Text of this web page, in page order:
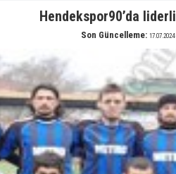
Hendekspor90’da
Son Güncelleme: 17.07.2024